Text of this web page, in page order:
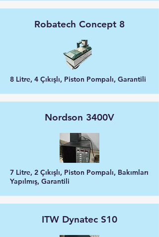
Robatech Concept 8
8 Litre, 4 Çıkışlı, Piston Pompalı, Garantili
Nordson 3400V
7 Litre, 2 Çıkışlı, Piston Pompalı, Bakımları
Yapılmış, Garantili
ITW Dynatec S10